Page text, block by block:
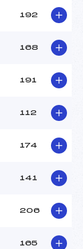
192
168
191
112
174
141
206
165